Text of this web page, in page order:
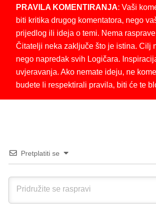
PRAVILA KOMENTIRANJA: Vaši
biti kritika drugog komentatora, nego
prijedlog ili ideja o temi. Nema
Čitatelji neka zaključe što je istina. Cilj
nego napredak svih Logičara.
uvjeravanja. Ako nemate ideju, ne
budete li respektirali pravila, biti će te
Pretplatiti se